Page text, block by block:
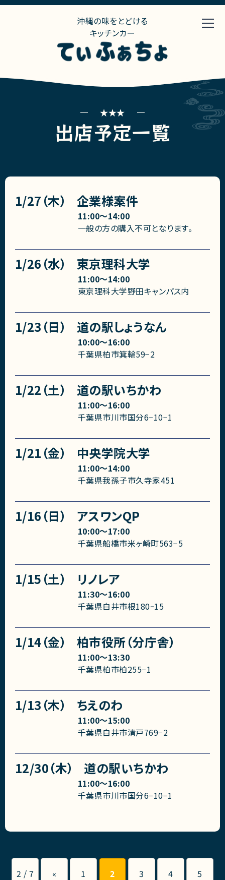
沖縄の味をとどける
キッチンカー
出店予定一覧
1/27（木） 企業様案件
11:00〜14:00
一般の方の購入不可となります。
1/26（水） 東京理科大学
11:00〜14:00
東京理科大学野田キャンパス内
1/23（日） 道の駅しょうなん
10:00〜16:00
千葉県柏市箕輪59−2
1/22（土） 道の駅いちかわ
11:00〜16:00
千葉県市川市国分6−10−1
1/21（金） 中央学院大学
11:00〜14:00
千葉県我孫子市久寺家451
1/16（日） アスワンQP
10:00〜17:00
千葉県船橋市米ヶ崎町563−5
1/15（土） リノレア
11:30〜16:00
千葉県白井市根180ｰ15
1/14（金） 柏市役所（分庁舎）
11:00〜13:30
千葉県柏市柏255−1
1/13（木） ちえのわ
11:00〜15:00
千葉県白井市清戸769−2
12/30（木） 道の駅いちかわ
11:00〜16:00
千葉県市川市国分6−10−1
2 / 7 « 1 2 3 4 5